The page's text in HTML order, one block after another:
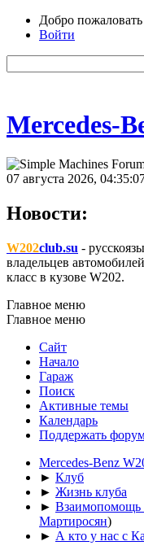
Добро пожаловать
Войти
Mercedes-
07 августа 2026,
Новости:
W202club.su -
владельцев
класс в кузове W202.
Главное меню
Главное меню
Сайт
Начало
Гараж
Поиск
Активные темы
Календарь
Поддержать
Mercedes-Benz
► Клуб
► Жизнь клуба
► Взаимопомощь
Мартиросян)
► А кто у нас с